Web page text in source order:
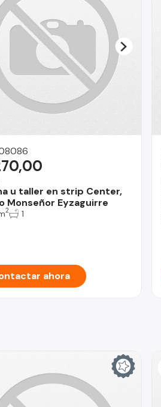
u taller en strip Center,
Monseñor Eyzaguirre
2 1
ahora